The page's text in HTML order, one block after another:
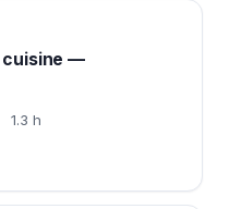
cuisine —
1.3 h